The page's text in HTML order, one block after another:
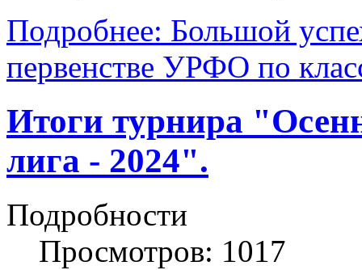
Подробнее: Большой
первенстве УРФО по
Итоги турнира
лига - 2024".
Подробности
Просмотров: 1017